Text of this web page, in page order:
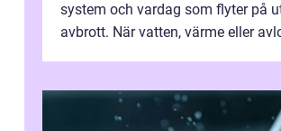
system och vardag som flyter på
avbrott. När vatten, värme eller